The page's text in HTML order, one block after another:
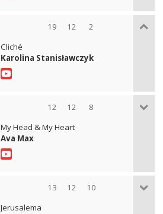
19 12 2
Cliché
Karolina Stanisławczyk
12 12 8
My Head & My Heart
Ava Max
13 12 10
Jerusalema